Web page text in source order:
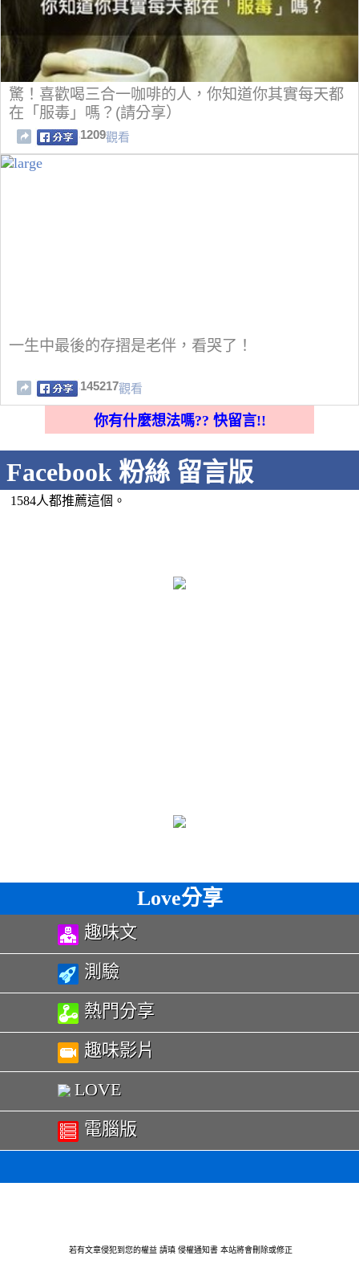
驚！喜歡喝三合一咖啡的人，你知道你其實每天都
在「服毒」嗎？(請分享）
1209觀看
一生中最後的存摺是老伴，看哭了！
145217觀看
你有什麼想法嗎?? 快留言!!
Facebook 粉絲 留言版
1584人都推薦這個。
Love分享
趣味文
測驗
熱門分享
趣味影片
LOVE
電腦版
若有文章侵犯到您的權益 請瑱 侵權通知書 本站將會刪除或修正